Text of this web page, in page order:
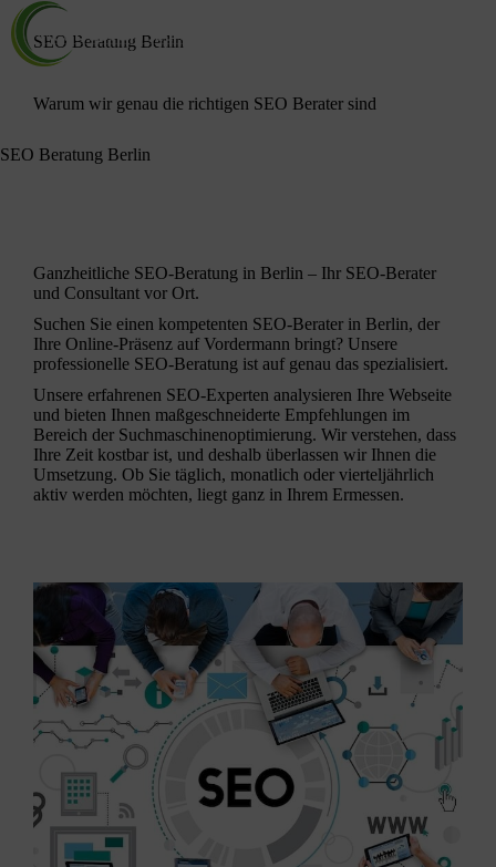
SEO Beratung Berlin
Warum wir genau die richtigen SEO Berater sind
SEO Beratung Berlin
Ganzheitliche SEO-Beratung in Berlin – Ihr SEO-Berater
und Consultant vor Ort.
Suchen Sie einen kompetenten SEO-Berater in Berlin, der
Ihre Online-Präsenz auf Vordermann bringt? Unsere
professionelle SEO-Beratung ist auf genau das spezialisiert.
Unsere erfahrenen SEO-Experten analysieren Ihre Webseite
und bieten Ihnen maßgeschneiderte Empfehlungen im
Bereich der Suchmaschinenoptimierung. Wir verstehen, dass
Ihre Zeit kostbar ist, und deshalb überlassen wir Ihnen die
Umsetzung. Ob Sie täglich, monatlich oder vierteljährlich
aktiv werden möchten, liegt ganz in Ihrem Ermessen.